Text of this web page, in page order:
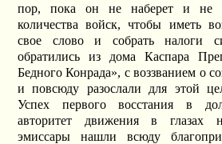
пор, пока он не наберет и не
количества войск, чтобы иметь
свое слово и собрать налоги
обратились из дома Каспара
Бедного Конрада», с воззванием о
и повсюду разослали для этой
Успех первого восстания в
авторитет движения в глазах
эмиссары нашли всюду